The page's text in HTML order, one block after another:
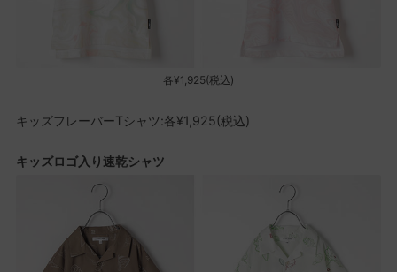
各¥1,925(税込)
キッズフレーバーTシャツ:各¥1,925(税込)
キッズロゴ入り速乾シャツ